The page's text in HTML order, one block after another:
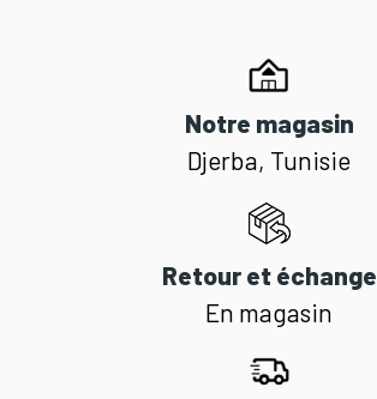
Notre magasin
Djerba, Tunisie
Retour et échange
En magasin